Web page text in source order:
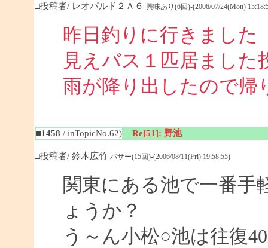
□投稿者/ レオパルド２Ａ６ 興味あり(6回)-(2006/07/24(Mon)
昨日釣りに行きました
見えバス１匹居まし
雨が降り出したので帰
■1458 / inTopicNo.62) Re[51]: 野池
□投稿者/ 鈴木広竹 バサー(15回)-(2006/08/11(Fri) 19:58:55)
関東にある池で一番手
ょうか？
う～ん小松○池は往復